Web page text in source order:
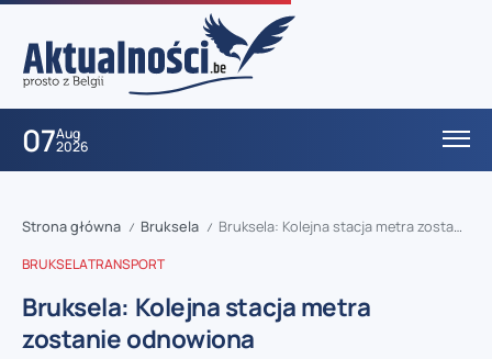
07Aug
2026
Strona główna / Bruksela / Bruksela: Kolejna stacja metra zostanie odnowiona
BRUKSELATRANSPORT
Bruksela: Kolejna stacja metra
zostanie odnowiona